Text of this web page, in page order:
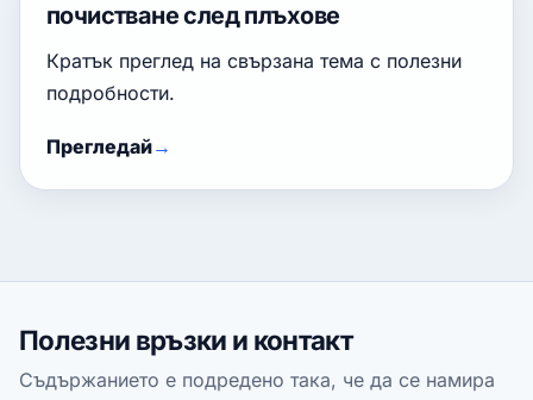
почистване след плъхове
Кратък преглед на свързана тема с полезни
подробности.
Прегледай
Полезни връзки и контакт
Съдържанието е подредено така, че да се намира